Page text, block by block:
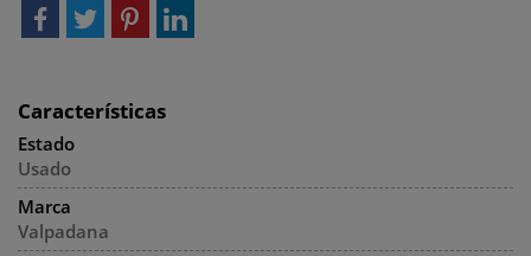
Características
Estado
Usado
Marca
Valpadana